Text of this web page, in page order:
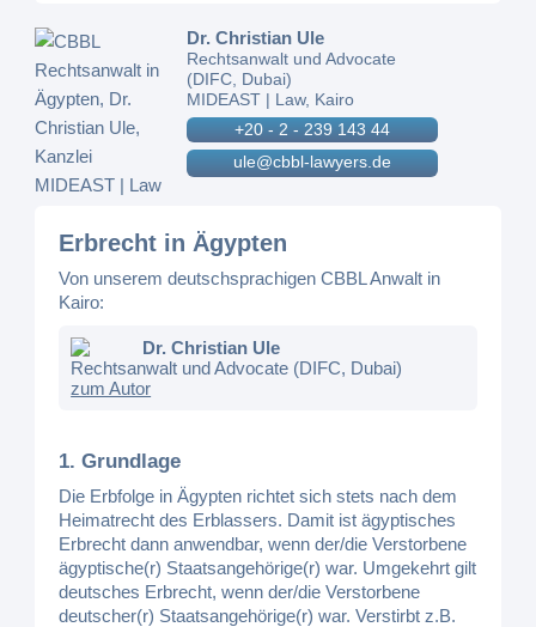
Dr. Christian Ule
Rechtsanwalt und Advocate
(DIFC, Dubai)
MIDEAST | Law, Kairo
+20 - 2 - 239 143 44
ule@cbbl-lawyers.de
Erbrecht in Ägypten
Von unserem deutschsprachigen CBBL Anwalt in
Kairo:
Dr. Christian Ule
Rechtsanwalt und Advocate (DIFC, Dubai)
zum Autor
1. Grundlage
Die Erbfolge in Ägypten richtet sich stets nach dem
Heimatrecht des Erblassers. Damit ist ägyptisches
Erbrecht dann anwendbar, wenn der/die Verstorbene
ägyptische(r) Staatsangehörige(r) war. Umgekehrt gilt
deutsches Erbrecht, wenn der/die Verstorbene
deutscher(r) Staatsangehörige(r) war. Verstirbt z.B.